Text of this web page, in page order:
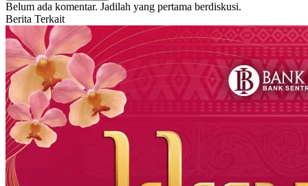
Belum ada komentar. Jadilah yang pertama berdiskusi.
Berita Terkait